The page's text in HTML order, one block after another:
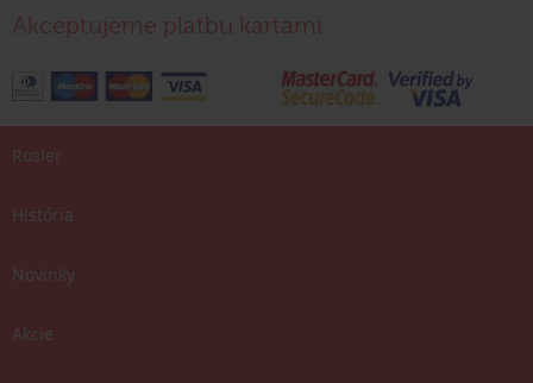
Akceptujeme platbu kartami:
Rosler
História
Novinky
Akcie